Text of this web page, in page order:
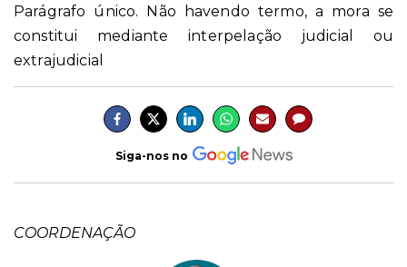
Parágrafo único. Não havendo termo, a mora se
constitui mediante interpelação judicial ou
extrajudicial
Siga-nos no
COORDENAÇÃO